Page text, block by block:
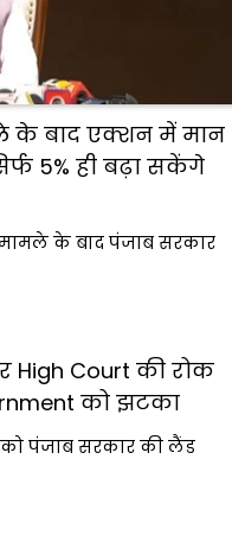
के बाद एक्शन में मान
5% ही बढ़ा सकेंगे
के बाद पंजाब सरकार
High Court की रोक
को झटका
को पंजाब सरकार की लैंड